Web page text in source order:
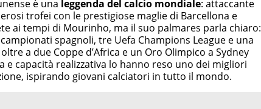
è una leggenda del calcio mondiale: attaccante
trofei con le prestigiose maglie di Barcellona e
ai tempi di Mourinho, ma il suo palmares parla chiaro:
spagnoli, tre Uefa Champions League e una
a due Coppe d’Africa e un Oro Olimpico a Sydney
e capacità realizzativa lo hanno reso uno dei migliori
ispirando giovani calciatori in tutto il mondo.